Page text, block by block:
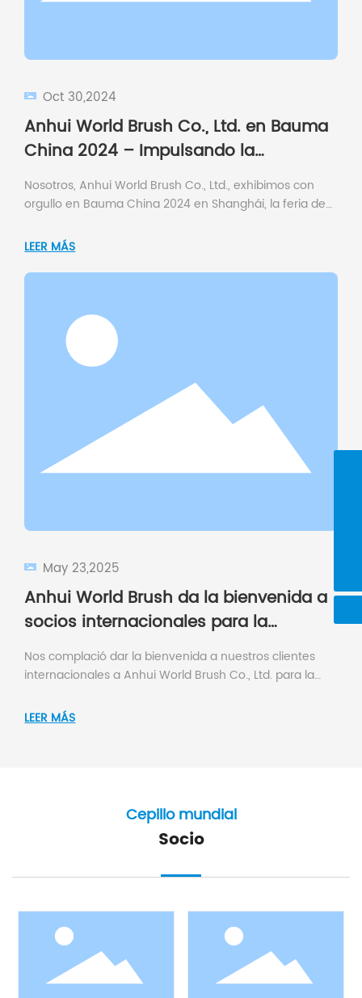
Oct 30,2024
Anhui World Brush Co., Ltd. en Bauma
China 2024 – Impulsando la
innovación con soluciones de cepillos
barredores
Nosotros, Anhui World Brush Co., Ltd., exhibimos con
orgullo en Bauma China 2024 en Shanghái, la feria de
de Asia.
LEER MÁS
May 23,2025
Anhui World Brush da la bienvenida a
socios internacionales para la
inspección y capacitación en
maquinaria.
Nos complació dar la bienvenida a nuestros clientes
internacionales a Anhui World Brush Co., Ltd. para la
nuestro avanzado Máquina de producción de obleas
LEER MÁS
Cepillo mundial
Socio
+86 13966438758
8613966438758